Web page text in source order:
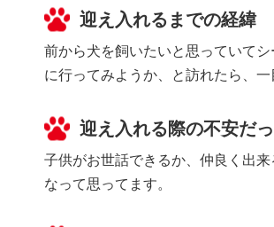
迎え入れるまでの経緯
前から犬を飼いたいと思っていて
に行ってみようか、と訪れたら、一
迎え入れる際の不安だ
子供がお世話できるか、仲良く出
なって思ってます。